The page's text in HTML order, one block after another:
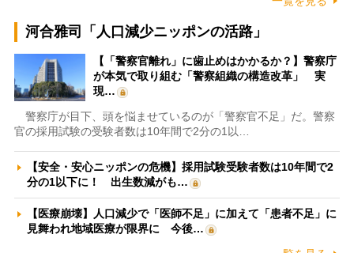
河合雅司「人口減少ニッポンの活路」
【「警察官離れ」に歯止めはかかるか？】警察庁
が本気で取り組む「警察組織の構造改革」 実
現…
警察庁が目下、頭を悩ませているのが「警察官不足」だ。警察
官の採用試験の受験者数は10年間で2分の1以…
【安全・安心ニッポンの危機】採用試験受験者数は10年間で2
分の1以下に！ 出生数減がも…
【医療崩壊】人口減少で「医師不足」に加えて「患者不足」に
見舞われ地域医療が限界に 今後…